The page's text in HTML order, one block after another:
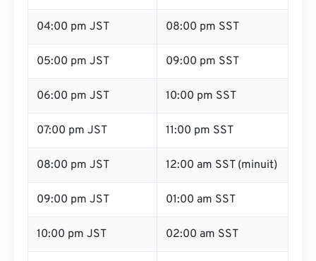
04:00 pm JST 08:00 pm SST
05:00 pm JST 09:00 pm SST
06:00 pm JST 10:00 pm SST
07:00 pm JST 11:00 pm SST
08:00 pm JST 12:00 am SST (minuit)
09:00 pm JST 01:00 am SST
10:00 pm JST 02:00 am SST